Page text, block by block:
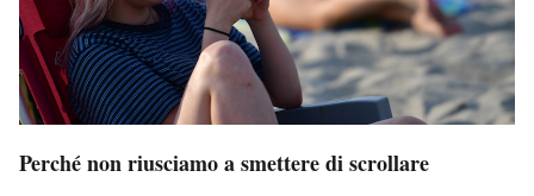
Perché non riusciamo a smettere di scrollare